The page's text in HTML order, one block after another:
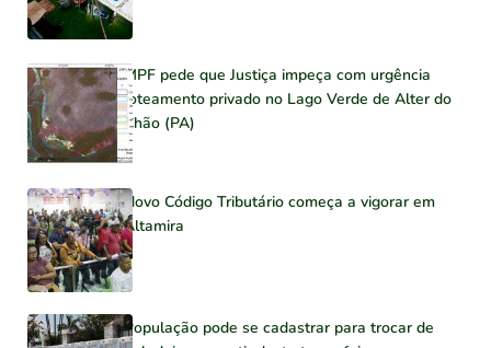
MPF pede que Justiça impeça com urgência
loteamento privado no Lago Verde de Alter do
Chão (PA)
Novo Código Tributário começa a vigorar em
Altamira
População pode se cadastrar para trocar de